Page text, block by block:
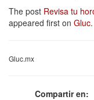
The post Revisa tu
appeared first on Gluc.
Gluc.mx
Compartir en: